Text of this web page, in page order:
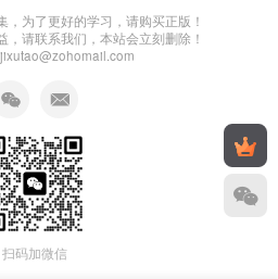
，为了更好的学习，请购买正版！
，请联系我们，本站会立刻删除！
扫码加微信